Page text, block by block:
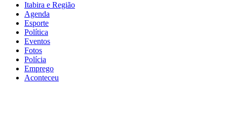
Itabira e Região
Agenda
Esporte
Política
Eventos
Fotos
Polícia
Emprego
Aconteceu